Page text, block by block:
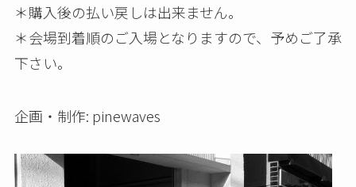
＊購入後の払い戻しは出来ません。
＊会場到着順のご入場となりますので、予めご了承
下さい。
企画・制作: pinewaves